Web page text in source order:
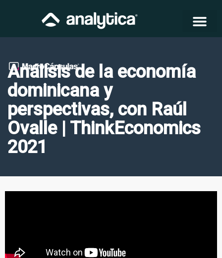
Análisis de la economía
dominicana y
perspectivas, con Raúl
Ovalle | ThinkEconomics
2021